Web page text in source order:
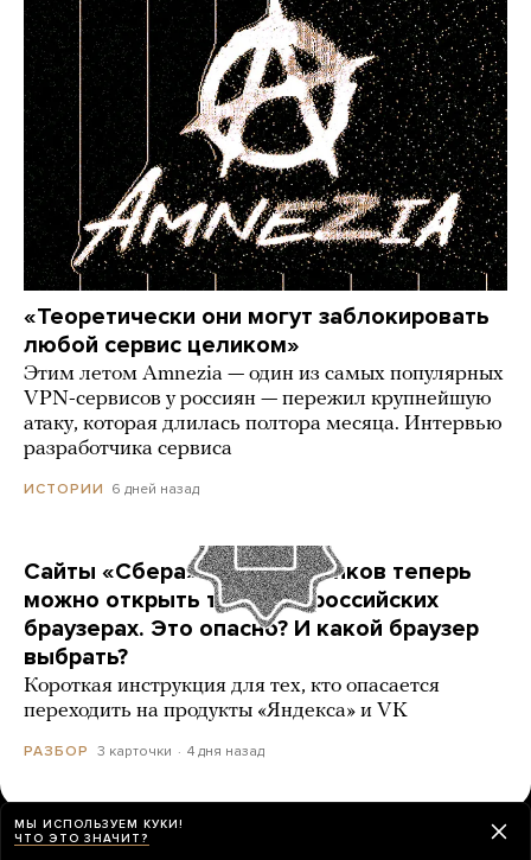
«Теоретически они могут заблокировать
любой сервис целиком»
Этим летом Amnezia — один из самых популярных
VPN-сервисов у россиян — пережил крупнейшую
атаку, которая длилась полтора месяца. Интервью
разработчика сервиса
ИСТОРИИ 6 дней назад
Сайты «Сбера» и других банков теперь
можно открыть только в российских
браузерах. Это опасно? И какой браузер
выбрать?
Короткая инструкция для тех, кто опасается
переходить на продукты «Яндекса» и VK
РАЗБОР 3 карточки 4 дня назад
МЫ ИСПОЛЬЗУЕМ КУКИ!
ЧТО ЭТО ЗНАЧИТ?